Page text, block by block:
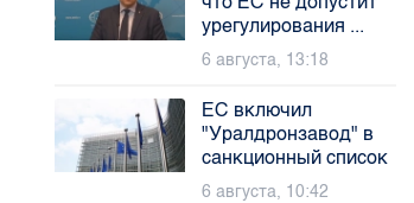
урегулирования ...
6 августа, 13:18
ЕС включил
"Уралдронзавод" в
санкционный список
6 августа, 10:42